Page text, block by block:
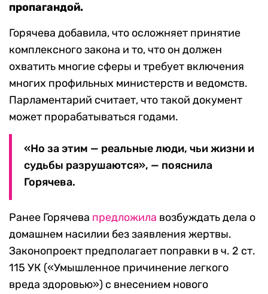
пропагандой.
Горячева добавила, что осложняет принятие
комплексного закона и то, что он должен
охватить многие сферы и требует включения
многих профильных министерств и ведомств.
Парламентарий считает, что такой документ
может прорабатываться годами.
«Но за этим — реальные люди, чьи жизни и
судьбы разрушаются», — пояснила
Горячева.
Ранее Горячева предложила возбуждать дела о
домашнем насилии без заявления жертвы.
Законопроект предполагает поправки в ч. 2 ст.
115 УК («Умышленное причинение легкого
вреда здоровью») с внесением нового